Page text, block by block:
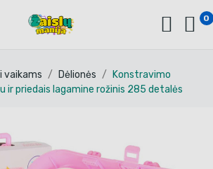
0
vaikams Dėlionės
Konstravimo
ir priedais lagamine rožinis 285 detalės